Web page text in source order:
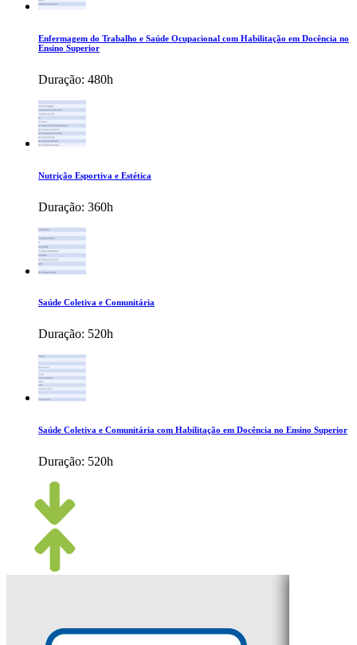
Enfermagem do Trabalho e Saúde Ocupacional com Habilitação em Docência no
Ensino Superior
Duração: 480h
Nutrição Esportiva e Estética
Duração: 360h
Saúde Coletiva e Comunitária
Duração: 520h
Saúde Coletiva e Comunitária com Habilitação em Docência no Ensino Superior
Duração: 520h